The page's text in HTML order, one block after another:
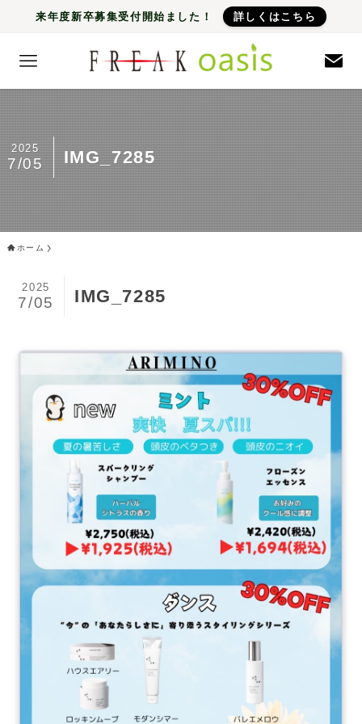
来年度新卒募集受付開始ました！ 詳しくはこちら
IMG_7285
2025
7/05
ホーム
IMG_7285
2025
7/05